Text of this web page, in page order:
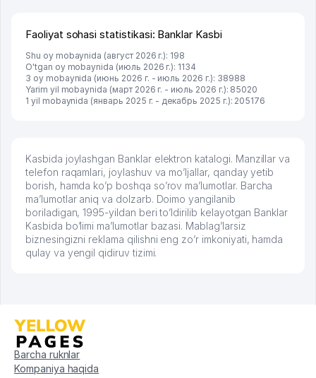
Faoliyat sohasi statistikasi: Banklar Kasbi
Shu oy mobaynida (август 2026 г.): 198
O'tgan oy mobaynida (июль 2026 г.): 1134
3 oy mobaynida (июнь 2026 г. - июль 2026 г.): 38988
Yarim yil mobaynida (март 2026 г. - июль 2026 г.): 85020
1 yil mobaynida (январь 2025 г. - декабрь 2025 г.): 205176
Kasbida joylashgan Banklar elektron katalogi. Manzillar va
telefon raqamlari, joylashuv va mo’ljallar, qanday yetib
borish, hamda ko’p boshqa so’rov ma’lumotlar. Barcha
ma’lumotlar aniq va dolzarb. Doimo yangilanib
boriladigan, 1995-yildan beri to’ldirilib kelayotgan Banklar
Kasbida bo’limi ma’lumotlar bazasi. Mablag’larsiz
biznesingizni reklama qilishni eng zo’r imkoniyati, hamda
qulay va yengil qidiruv tizimi.
Barcha ruknlar
Kompaniya haqida